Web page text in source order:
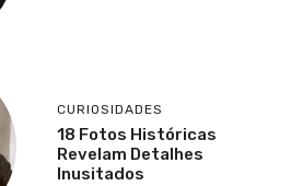
CURIOSIDADES
18 Fotos Históricas
Revelam Detalhes
Inusitados